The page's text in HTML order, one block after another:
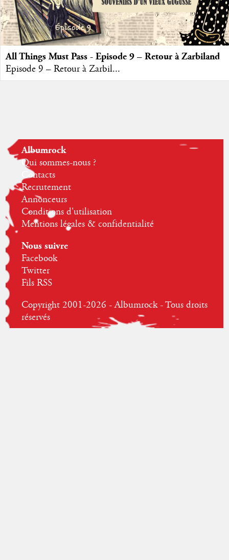
All Things Must Pass - Episode 9 – Retour à Zarbiland
Episode 9 – Retour à Zarbil...
Albumrock
Qui sommes-nous ?
Contacts
Recrutement
Annonceurs
Conditions d'utilisation
Mentions légales & confidentialité
Nous suivre
Facebook
Twitter
Fils RSS
Copyright 2001-2026 - Albumrock - Tous droits
réservés